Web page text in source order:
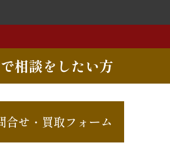
相談をしたい方
合せ・買取フォーム